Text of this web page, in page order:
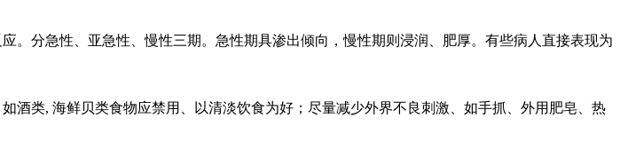
。分急性、亚急性、慢性三期。急性期具渗出倾向，慢性期则浸润、肥厚。有些病人直接表现为
类, 海鲜贝类食物应禁用、以清淡饮食为好；尽量减少外界不良刺激、如手抓、外用肥皂、热